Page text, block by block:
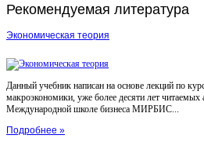
Рекомендуемая литература
Экономическая теория
Данный учебник написан на основе лекций по
макроэкономики, уже более десяти лет читаемых
Международной школе бизнеса МИРБИС...
Подробнее »